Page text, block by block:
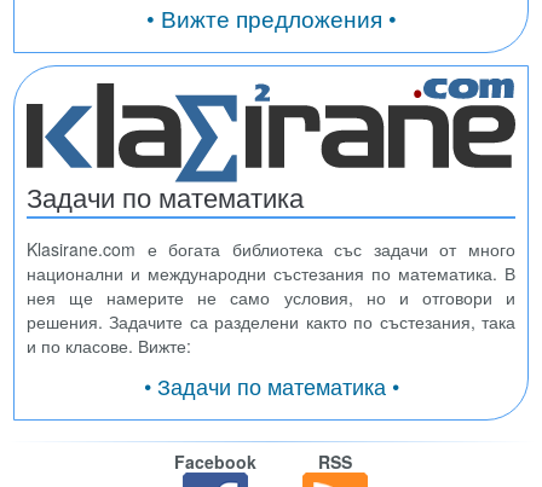
• Вижте предложения •
Задачи по математика
Klasirane.com е богата библиотека със задачи от много
национални и международни състезания по математика. В
нея ще намерите не само условия, но и отговори и
решения. Задачите са разделени както по състезания, така
и по класове. Вижте:
• Задачи по математика •
Facebook RSS